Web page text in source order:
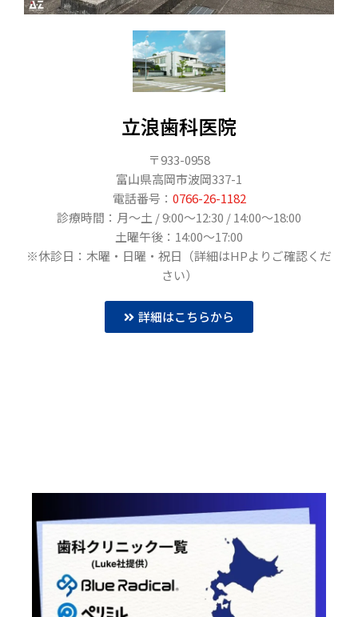
立浪歯科医院
〒933-0958
富山県高岡市波岡337-1
電話番号： 0766-26-1182
診療時間：月〜土 / 9:00～12:30 / 14:00～18:00
土曜午後：14:00～17:00
※休診日：木曜・日曜・祝日（詳細はHPよりご確認くだ
さい）
詳細はこちらから